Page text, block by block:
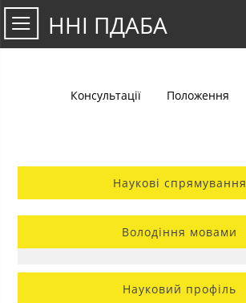
ННІ ПДАБА
Консультації Положення
Наукові спрямування
Володіння мовами
Науковий профіль